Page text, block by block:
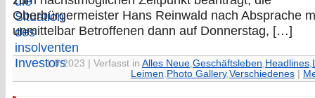
Oberbürgermeister Hans Reinwald nach Absprache
unmittelbar Betroffenen dann auf Donnerstag, […]
1.9.2023 | Verfasst in Alles Neue,Geschäftsleben, Headlines,
Leimen, Photo Gallery,Verschiedenes